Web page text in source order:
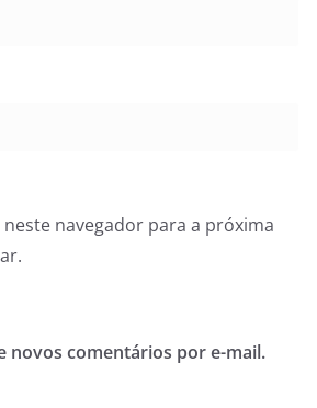
navegador para a próxima
novos comentários por e-mail.